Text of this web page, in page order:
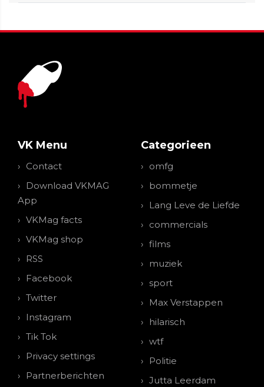
VK Menu
Contact
Download VKMAG
App
VKMag facts
VKMag shop
RSS
Facebook
Twitter
Instagram
Tik Tok
Privacy settings
Partnerberichten
Categorieen
omfg
bommetje
Lang Leve de Liefde
commercials
films
muziek
sport
Max Verstappen
hilarisch
wtf
Politie
Jutta Leerdam